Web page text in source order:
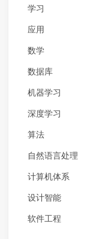
学习
应用
数学
数据库
机器学习
深度学习
算法
自然语言处理
计算机体系
设计智能
软件工程